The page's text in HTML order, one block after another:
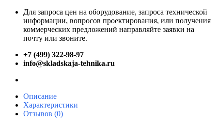
Для запроса цен на оборудование, запроса технической
информации, вопросов проектирования, или получения
коммерческих предложений направляйте заявки на
почту или звоните.
+7 (499) 322-98-97
info@skladskaja-tehnika.ru
Описание
Характеристики
Отзывов (0)